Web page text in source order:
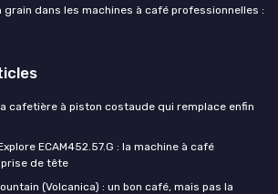
dans les machines à café professionnelles :
cafetière à piston costaude qui remplace enfin
ECAM452.57.G : la machine à café
de tête
(Volcanica) : un bon café, mais pas la